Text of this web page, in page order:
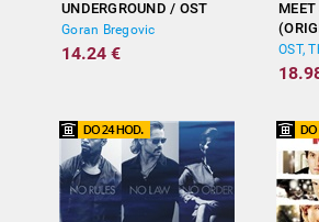
UNDERGROUND / OST
Goran Bregovic
14.24 € OST,